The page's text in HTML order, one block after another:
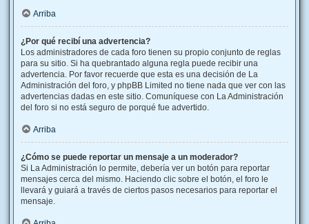
Arriba
¿Por qué recibí una advertencia?
Los administradores de cada foro tienen su propio conjunto de reglas
para su sitio. Si ha quebrantado alguna regla puede recibir una
advertencia. Por favor recuerde que esta es una decisión de La
Administración del foro, y phpBB Limited no tiene nada que ver con las
advertencias dadas en este sitio. Comuníquese con La Administración
del foro si no está seguro de porqué fue advertido.
Arriba
¿Cómo se puede reportar un mensaje a un moderador?
Si La Administración lo permite, debería ver un botón para reportar
mensajes cerca del mismo. Haciendo clic sobre el botón, el foro le
llevará y guiará a través de ciertos pasos necesarios para reportar el
mensaje.